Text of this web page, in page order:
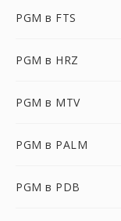
PGM в FTS
PGM в HRZ
PGM в MTV
PGM в PALM
PGM в PDB